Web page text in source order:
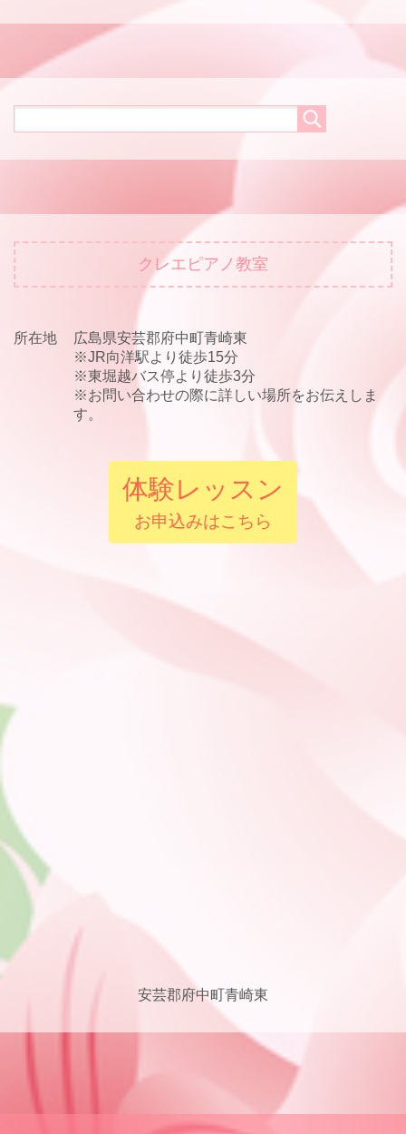
クレエピアノ教室
所在地
広島県安芸郡府中町青崎東
※JR向洋駅より徒歩15分
※東堀越バス停より徒歩3分
※お問い合わせの際に詳しい場所をお伝えしま
す。
体験レッスン
お申込みはこちら
安芸郡府中町青崎東